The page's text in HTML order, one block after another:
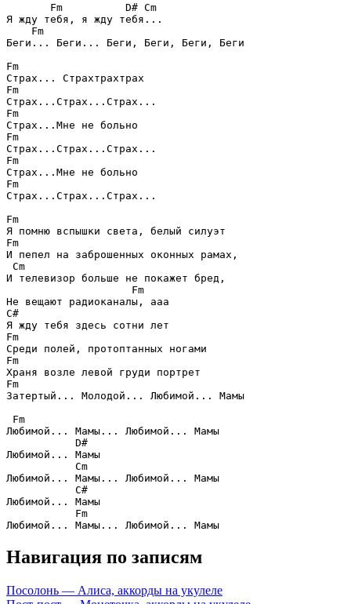
Fm          D# Cm
Я жду тебя, я жду тебя...
Fm
Беги... Беги... Беги, Беги, Беги, Беги
Fm
Fm
Fm
Fm
Fm
Fm
Страх...Страх...Страх...
Fm
Fm
И пепел на заброшенных оконных рамах,
Cm
И телевизор больше не покажет бред,
Fm
C#
Fm
Fm
Fm
Затертый... Молодой... Любимой... Мамы
Fm
Любимой... Мамы... Любимой... Мамы
D#
Любимой... Мамы
Cm
Любимой... Мамы... Любимой... Мамы
C#
Любимой... Мамы
Fm
Навигация по записям
Посолонь — Алиса, аккорды на укулеле